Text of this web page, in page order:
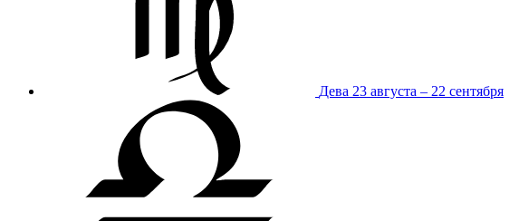
Дева 23 августа – 22 сентября